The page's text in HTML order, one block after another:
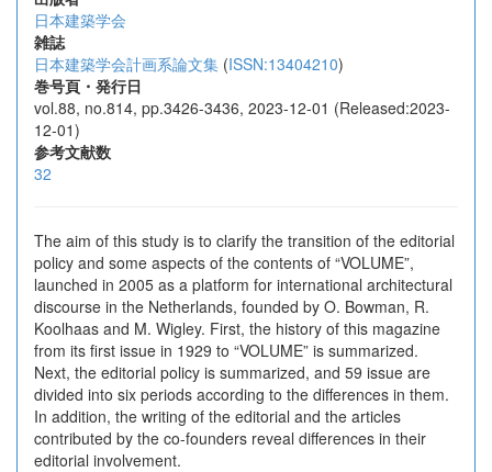
日本建築学会
雑誌
日本建築学会計画系論文集 (ISSN:13404210)
巻号頁・発行日
vol.88, no.814, pp.3426-3436, 2023-12-01 (Released:2023-
12-01)
参考文献数
32
The aim of this study is to clarify the transition of the editorial
policy and some aspects of the contents of “VOLUME”,
launched in 2005 as a platform for international architectural
discourse in the Netherlands, founded by O. Bowman, R.
Koolhaas and M. Wigley. First, the history of this magazine
from its first issue in 1929 to “VOLUME” is summarized.
Next, the editorial policy is summarized, and 59 issue are
divided into six periods according to the differences in them.
In addition, the writing of the editorial and the articles
contributed by the co-founders reveal differences in their
editorial involvement.